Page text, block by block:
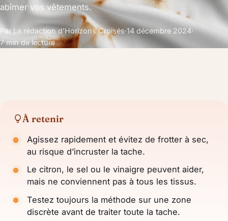
abîmer vos vêtements.
Par La rédaction d’Horizons Croisés·14 décembre 2024·
7 min de lecture
À retenir
Agissez rapidement et évitez de frotter à sec,
au risque d’incruster la tache.
Le citron, le sel ou le vinaigre peuvent aider,
mais ne conviennent pas à tous les tissus.
Testez toujours la méthode sur une zone
discrète avant de traiter toute la tache.